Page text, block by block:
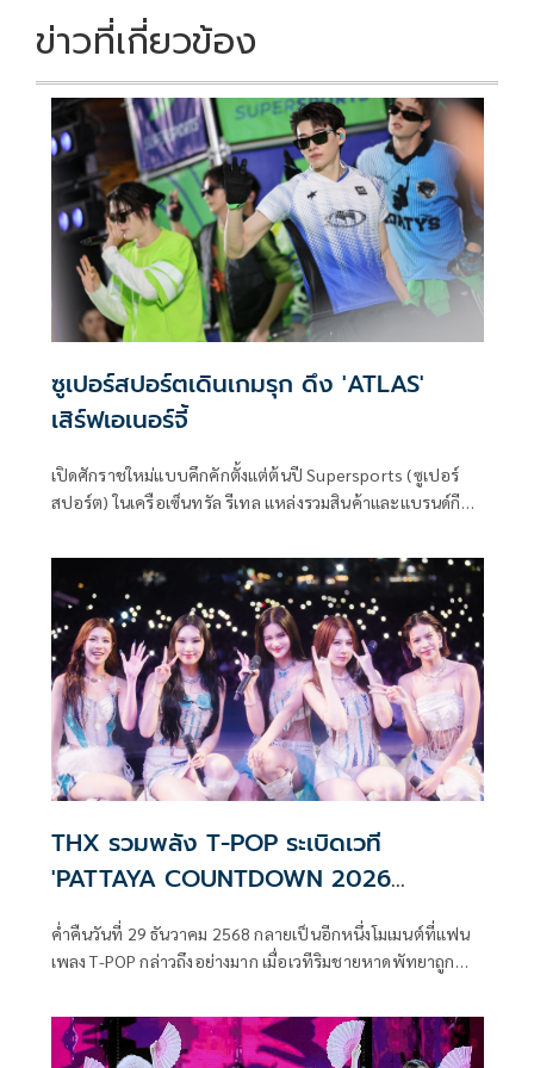
k k
ข่าวที่เกี่ยวข้อง
ซูเปอร์สปอร์ตเดินเกมรุก ดึง 'ATLAS'
เสิร์ฟเอเนอร์จี้
เปิดศักราชใหม่แบบคึกคักตั้งแต่ต้นปี Supersports (ซูเปอร์
สปอร์ต) ในเครือเซ็นทรัล รีเทล แหล่งรวมสินค้าและแบรนด์กีฬา
Sport 2026 – Beyond Movement Beyond Limits” ณ
Central Court ชั้น 1 ศูนย์การค้าเซ็นทรัลเวิลด์
THX รวมพลัง T-POP ระเบิดเวที
'PATTAYA COUNTDOWN 2026
MONOMAX'
ค่ำคืนวันที่ 29 ธันวาคม 2568 กลายเป็นอีกหนึ่งโมเมนต์ที่แฟน
เพลง T-POP กล่าวถึงอย่างมาก เมื่อเวทีริมชายหาดพัทยาถูก
MONOMAX” กับการรวมตัวของศิลปิน T-POP แถวหน้าของ
ประเทศ ที่พร้อมใจกันมาส่งท้ายปีเก่าต้อนรับปีใหม่ พร้อมโชว์